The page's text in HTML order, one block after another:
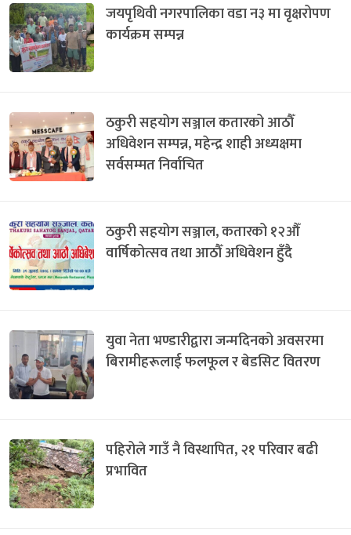
जयपृथिवी नगरपालिका वडा न३ मा वृक्षरोपण
कार्यक्रम सम्पन्न
ठकुरी सहयोग सञ्जाल कतारको आठौँ
अधिवेशन सम्पन्न, महेन्द्र शाही अध्यक्षमा
सर्वसम्मत निर्वाचित
ठकुरी सहयोग सञ्जाल, कतारको १२औँ
वार्षिकोत्सव तथा आठौँ अधिवेशन हुँदै
युवा नेता भण्डारीद्वारा जन्मदिनको अवसरमा
बिरामीहरूलाई फलफूल र बेडसिट वितरण
पहिरोले गाउँ नै विस्थापित, २१ परिवार बढी
प्रभावित